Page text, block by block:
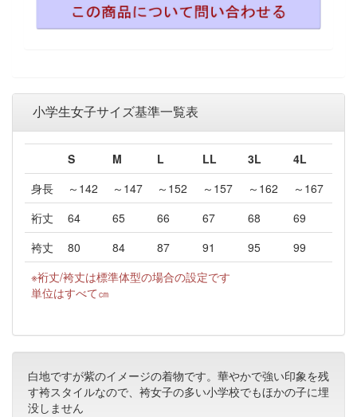
小学生女子サイズ基準一覧表
S M L LL 3L
4L
身長
～142 ～147 ～152 ～157 ～162
～167
裄丈
64 65 66 67 68
69
袴丈
80 84 87 91 95
99
※裄丈/袴丈は標準体型の場合の設定です
単位はすべて㎝
白地ですが紫のイメージの着物です。華やかで強い印象を残
す袴スタイルなので、袴女子の多い小学校でもほかの子に埋
没しません